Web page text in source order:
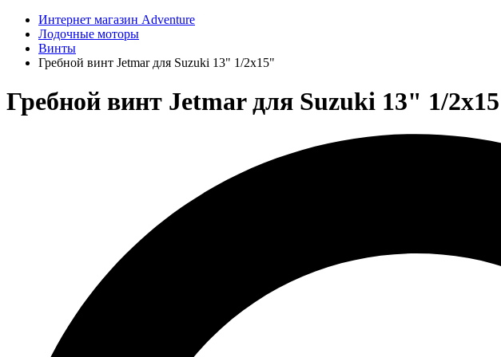
Интернет магазин Adventure
Лодочные моторы
Винты
Гребной винт Jetmar для Suzuki 13" 1/2x15"
Гребной винт Jetmar для Suzuki 13" 1/